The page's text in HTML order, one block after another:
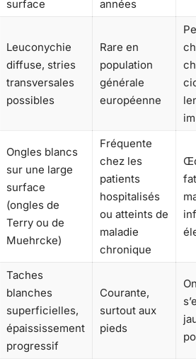
surface
années
Leuconychie
diffuse, stries
transversales
possibles
Rare en
population
générale
européenne
Ongles blancs
sur une large
surface
(ongles de
Terry ou de
Muehrcke)
Fréquente
chez les
patients
hospitalisés
ou atteints de
maladie
chronique
Taches
blanches
superficielles,
épaississement
progressif
Courante,
surtout aux
pieds